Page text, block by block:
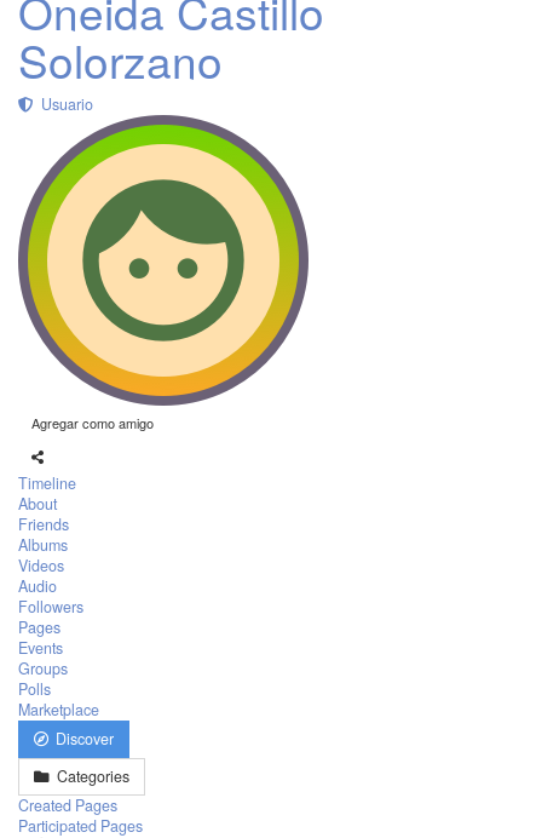
Solorzano
Usuario
Agregar como amigo
Timeline
About
Friends
Albums
Videos
Audio
Followers
Pages
Events
Groups
Polls
Marketplace
Discover
Categories
Created Pages
Participated Pages